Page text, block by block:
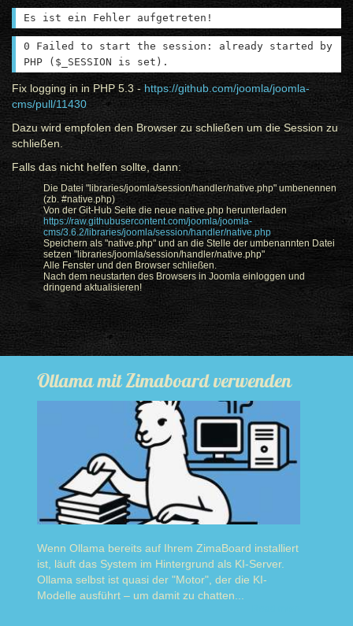
Es ist ein Fehler aufgetreten!
0 Failed to start the session: already started by
PHP ($_SESSION is set).
Fix logging in in PHP 5.3- https://github.com/joomla/joomla-
cms/pull/11430
Dazu wird empfolen den Browser zu schließen um die Session zu
schließen.
Falls das nicht helfen sollte, dann:
Die Datei "libraries/joomla/session/handler/native.php" umbenennen
(zb. #native.php)
Von der Git-Hub Seite die neue native.php herunterladen
https://raw.githubusercontent.com/joomla/joomla-
cms/3.6.2/libraries/joomla/session/handler/native.php
Speichern als "native.php" und an die Stelle der umbenannten Datei
setzen "libraries/joomla/session/handler/native.php"
Alle Fenster und den Browser schließen.
Nach dem neustarten des Browsers in Joomla einloggen und
dringend aktualisieren!
Ollama mit Zimaboard verwenden
Wenn Ollama bereits auf Ihrem ZimaBoard installiert
ist, läuft das System im Hintergrund als KI-Server.
Ollama selbst ist quasi der "Motor", der die KI-
Modelle ausführt – um damit zu chatten...